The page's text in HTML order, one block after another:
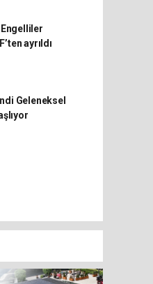
ayrıldı
Geleneksel